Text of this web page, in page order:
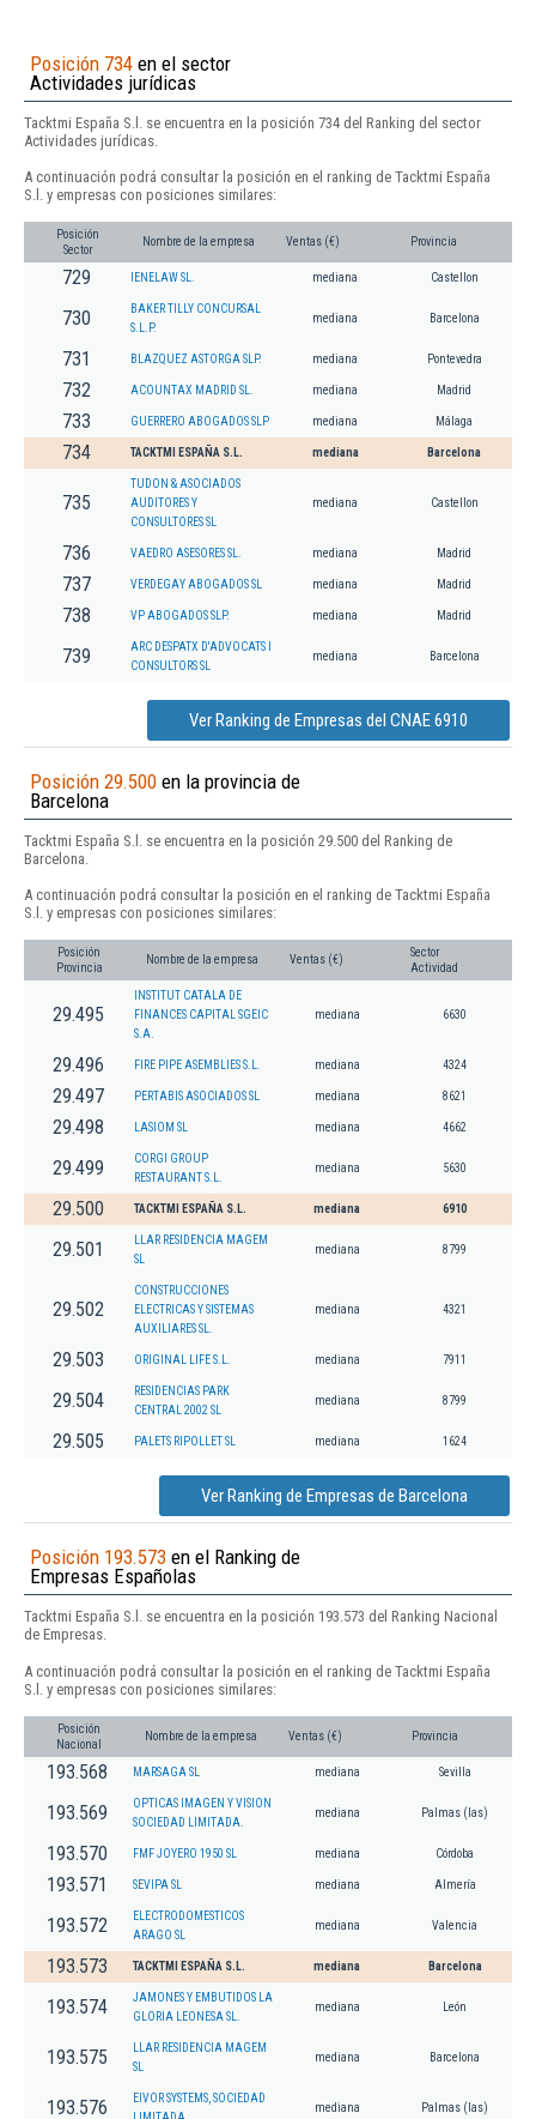
Posición 734 en el sector
Actividades jurídicas
Tacktmi España S.l. se encuentra en la posición 734 del Ranking del sector
Actividades jurídicas.
A continuación podrá consultar la posición en el ranking de Tacktmi España
S.l. y empresas con posiciones similares:
Posición
Sector
Nombre de la empresa Ventas (€) Provincia
729 IENELAW SL. mediana Castellon
730
BAKER TILLY CONCURSAL
S.L.P.
mediana Barcelona
731 BLAZQUEZ ASTORGA SLP. mediana Pontevedra
732 ACOUNTAX MADRID SL. mediana Madrid
733 GUERRERO ABOGADOS SLP mediana Málaga
734 TACKTMI ESPAÑA S.L. mediana Barcelona
735
TUDON & ASOCIADOS
AUDITORES Y
CONSULTORES SL
mediana Castellon
736 VAEDRO ASESORES SL. mediana Madrid
737 VERDEGAY ABOGADOS SL mediana Madrid
738 VP ABOGADOS SLP. mediana Madrid
739
ARC DESPATX D'ADVOCATS I
CONSULTORS SL
mediana Barcelona
Ver Ranking de Empresas del CNAE 6910
Posición 29.500 en la provincia de
Barcelona
Tacktmi España S.l. se encuentra en la posición 29.500 del Ranking de
Barcelona.
A continuación podrá consultar la posición en el ranking de Tacktmi España
S.l. y empresas con posiciones similares:
Posición
Provincia
Nombre de la empresa Ventas (€)
Sector
Actividad
29.495
INSTITUT CATALA DE
FINANCES CAPITAL SGEIC
S.A.
mediana 6630
29.496 FIRE PIPE ASEMBLIES S.L. mediana 4324
29.497 PERTABIS ASOCIADOS SL mediana 8621
29.498 LASIOM SL mediana 4662
29.499
CORGI GROUP
RESTAURANT S.L.
mediana 5630
29.500 TACKTMI ESPAÑA S.L. mediana 6910
29.501
LLAR RESIDENCIA MAGEM
SL
mediana 8799
29.502
CONSTRUCCIONES
ELECTRICAS Y SISTEMAS
AUXILIARES SL.
mediana 4321
29.503 ORIGINAL LIFE S.L. mediana 7911
29.504
RESIDENCIAS PARK
CENTRAL 2002 SL
mediana 8799
29.505 PALETS RIPOLLET SL mediana 1624
Ver Ranking de Empresas de Barcelona
Posición 193.573 en el Ranking de
Empresas Españolas
Tacktmi España S.l. se encuentra en la posición 193.573 del Ranking Nacional
de Empresas.
A continuación podrá consultar la posición en el ranking de Tacktmi España
S.l. y empresas con posiciones similares:
Posición
Nacional
Nombre de la empresa Ventas (€) Provincia
193.568 MARSAGA SL mediana Sevilla
193.569
OPTICAS IMAGEN Y VISION
SOCIEDAD LIMITADA.
mediana Palmas (las)
193.570 FMF JOYERO 1950 SL mediana Córdoba
193.571 SEVIPA SL mediana Almería
193.572
ELECTRODOMESTICOS
ARAGO SL
mediana Valencia
193.573 TACKTMI ESPAÑA S.L. mediana Barcelona
193.574
JAMONES Y EMBUTIDOS LA
GLORIA LEONESA SL.
mediana León
193.575
LLAR RESIDENCIA MAGEM
SL
mediana Barcelona
193.576
EIVOR SYSTEMS, SOCIEDAD
mediana Palmas (las)